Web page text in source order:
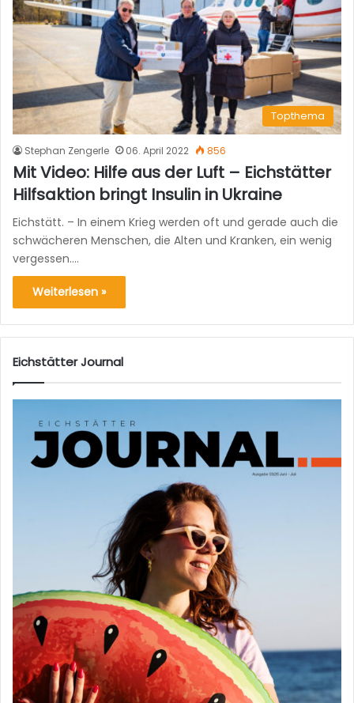
Topthema
Stephan Zengerle 06. April 2022 856
Mit Video: Hilfe aus der Luft – Eichstätter
Hilfsaktion bringt Insulin in Ukraine
Eichstätt. – In einem Krieg werden oft und gerade auch die
schwächeren Menschen, die Alten und Kranken, ein wenig
vergessen.…
Weiterlesen »
Eichstätter Journal